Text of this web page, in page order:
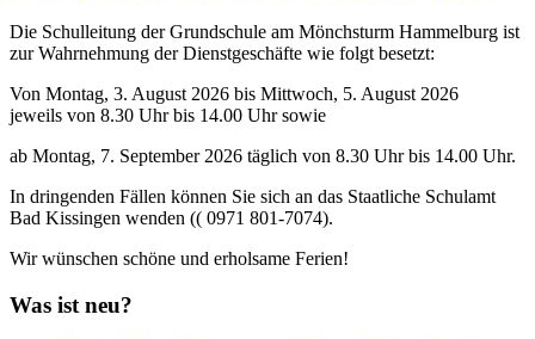
Die Schulleitung der Grundschule am Mönchsturm Hammelburg ist
zur Wahrnehmung der Dienstgeschäfte wie folgt besetzt:
Von Montag, 3. August 2026 bis Mittwoch, 5. August 2026
jeweils von 8.30 Uhr bis 14.00 Uhr sowie
ab Montag, 7. September 2026 täglich von 8.30 Uhr bis 14.00 Uhr.
In dringenden Fällen können Sie sich an das Staatliche Schulamt
Bad Kissingen wenden (( 0971 801-7074).
Wir wünschen schöne und erholsame Ferien!
Was ist neu?